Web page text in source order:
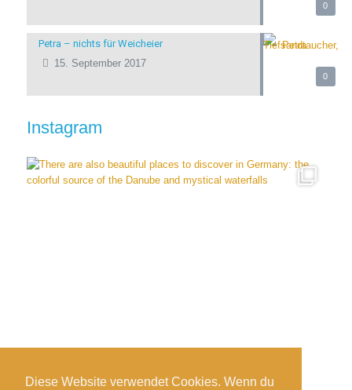
Diese Website verwendet Cookies. Wenn du
0
0
Petra – nichts für Weicheier
15. September 2017
Instagram